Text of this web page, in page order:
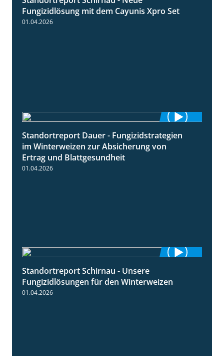
Fungizidlösung mit dem Cayunis Xpro Set
01.04.2026
5:10
Standortreport Dauer - Fungizidstrategien
im Winterweizen zur Absicherung von
Ertrag und Blattgesundheit
01.04.2026
Standortreport Schirnau - Unsere
Fungizidlösungen für den Winterweizen
01.04.2026